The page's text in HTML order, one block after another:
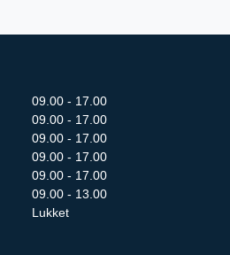
09.00 - 17.00
09.00 - 17.00
09.00 - 17.00
09.00 - 17.00
09.00 - 17.00
09.00 - 13.00
Lukket